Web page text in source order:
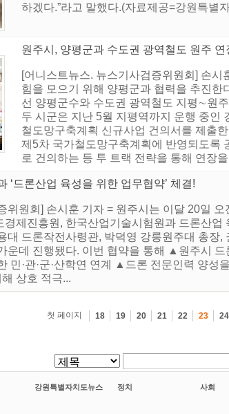
하겠다.”라고 말했다.(자료제공=강원특별
원주시, 양평군과 수도권 광역철도 원주 연
[어니스트뉴스. 뉴스기사검증위원회] 손
힘을 모으기 위해 양평군과 협력을 추진한
선 양평군수와 수도권 광역철도 지평∼원
두 시군은 지난 5월 지평역까지 운행 중인
철도망구축계획 신규사업 건의서를 제출
제5차 국가철도망구축계획에 반영되도록
로 건의하는 등 투 트랙 전략을 통해 연장
‘드론산업 육성을 위한 업무협약’ 체결!
위원회] 손시훈 기자 = 원주시는 이달 20일
제진흥원, 한국산업기술시험원과 드론산
대 드론작전사령관, 박덕영 강릉원주대 총장
운데 진행됐다. 이번 협약을 통해 ▲원주시
민·관·군·산학연 연계 ▲드론 전문인력 양
상호 적극...
첫 페이지
18 19 20 21 22 23 24
강원특별자치도뉴스 정치 사회